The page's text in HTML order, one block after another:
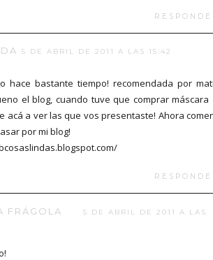
5 DE ABRIL DE 2011 A LAS 15:42
hace bastante tiempo! recomendada por
el blog, cuando tuve que comprar máscara
acá a ver las que vos presentaste! Ahora
por mi blog!
FRÁGOLA
5 DE ABRIL DE 2011 A LAS